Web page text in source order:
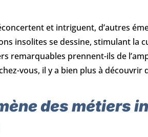
et intriguent, d’autres
insolites se dessine, stimulant la
remarquables prennent-ils de
vous, il y a bien plus à
des métiers